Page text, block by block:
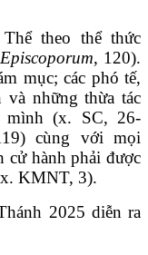
theo thể thức
, 120).
mục; các phó tế,
và những thừa tác
mình (x. SC, 26-
cùng với mọi
cử hành phải được
KMNT, 3).
2025 diễn ra